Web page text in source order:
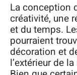
La conception
créativité, une
et du temps.
pourraient
décoration et
l’extérieur de